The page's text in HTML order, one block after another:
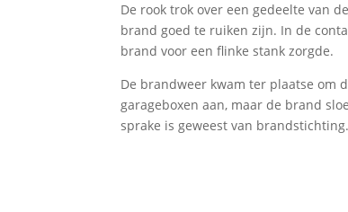
De rook trok over een gedeelte van
brand goed te ruiken zijn. In de
brand voor een flinke stank zorgde.
De brandweer kwam ter plaatse om
garageboxen aan, maar de brand
sprake is geweest van brandstichting.